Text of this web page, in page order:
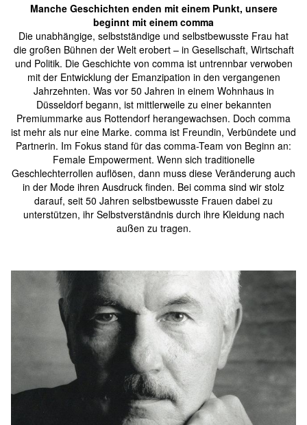
Manche Geschichten enden mit einem Punkt, unsere
beginnt mit einem comma
Die unabhängige, selbstständige und selbstbewusste Frau hat
die großen Bühnen der Welt erobert – in Gesellschaft, Wirtschaft
und Politik. Die Geschichte von comma ist untrennbar verwoben
mit der Entwicklung der Emanzipation in den vergangenen
Jahrzehnten. Was vor 50 Jahren in einem Wohnhaus in
Düsseldorf begann, ist mittlerweile zu einer bekannten
Premiummarke aus Rottendorf herangewachsen. Doch comma
ist mehr als nur eine Marke. comma ist Freundin, Verbündete und
Partnerin. Im Fokus stand für das comma-Team von Beginn an:
Female Empowerment. Wenn sich traditionelle
Geschlechterrollen auflösen, dann muss diese Veränderung auch
in der Mode ihren Ausdruck finden. Bei comma sind wir stolz
darauf, seit 50 Jahren selbstbewusste Frauen dabei zu
unterstützen, ihr Selbstverständnis durch ihre Kleidung nach
außen zu tragen.